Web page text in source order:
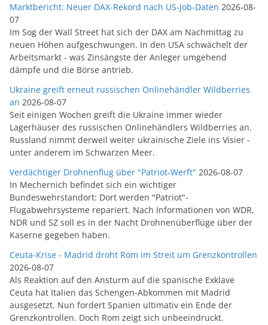
Marktbericht: Neuer DAX-Rekord nach US-Job-Daten 2026-08-
07
Im Sog der Wall Street hat sich der DAX am Nachmittag zu
neuen Höhen aufgeschwungen. In den USA schwächelt der
Arbeitsmarkt - was Zinsängste der Anleger umgehend
dämpfe und die Börse antrieb.
Ukraine greift erneut russischen Onlinehändler Wildberries
an 2026-08-07
Seit einigen Wochen greift die Ukraine immer wieder
Lagerhäuser des russischen Onlinehändlers Wildberries an.
Russland nimmt derweil weiter ukrainische Ziele ins Visier -
unter anderem im Schwarzen Meer.
Verdächtiger Drohnenflug über "Patriot-Werft" 2026-08-07
In Mechernich befindet sich ein wichtiger
Bundeswehrstandort: Dort werden "Patriot"-
Flugabwehrsysteme repariert. Nach Informationen von WDR,
NDR und SZ soll es in der Nacht Drohnenüberflüge über der
Kaserne gegeben haben.
Ceuta-Krise - Madrid droht Rom im Streit um Grenzkontrollen
2026-08-07
Als Reaktion auf den Ansturm auf die spanische Exklave
Ceuta hat Italien das Schengen-Abkommen mit Madrid
ausgesetzt. Nun fordert Spanien ultimativ ein Ende der
Grenzkontrollen. Doch Rom zeigt sich unbeeindruckt.